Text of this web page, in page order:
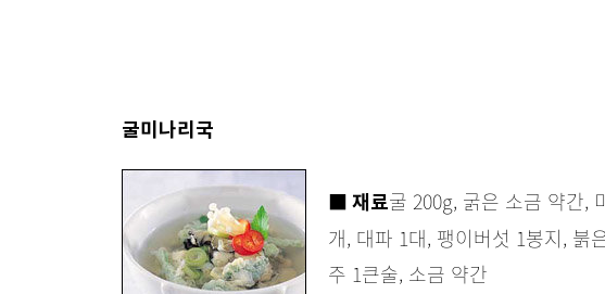
굴미나리국
■ 재료굴 200g, 굵은 소금 약간,
개, 대파 1대, 팽이버섯 1봉지, 붉
주 1큰술, 소금 약간